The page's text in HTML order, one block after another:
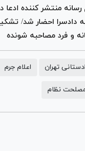
منتشر کننده ادعا
۱۴۰۰ به دادسرا احضار شد/
و فرد مصاحبه شونده
تهران اعلام جرم
نظام